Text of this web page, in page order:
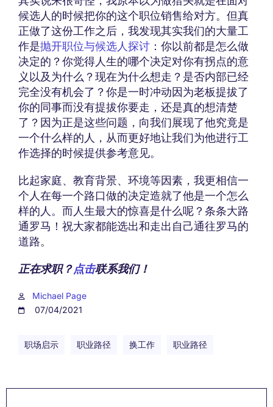
候选人的时候把你的这个职位销售给对方。但真
正做了这份工作之后，我发现其实我们的大量工
作是抛开职位与候选人探讨 ：你以前都是怎么做
决定的？你觉得人生的哪个决定对你有拐点的意
义以及为什么？现在为什么想走？是否内部已经
完全没有机会了？你是一时冲动因为老板提拔了
你的同事而没有提拔你要走，还是真的想清楚
了？因为正是这些问题，向我们展现了他究竟是
一个什么样的人，从而更好地让我们为他进行工
作选择的时候提供参考意见。
比起家庭、教育背景、环境等因素，我更相信一
个人在每一个路口做的决定造就了他是一个怎么
样的人。而人生最大的惊喜是什么呢？条条大路
通罗马！祝大家都能选出和走出自己通往罗马的
道路。
正在求职？点击联系我们！
Michael Page
07/04/2021
职场启示 职业路径 换工作 职业路径